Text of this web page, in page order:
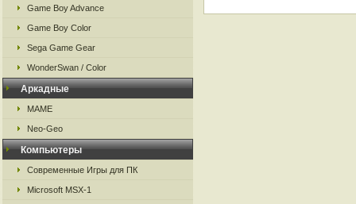
Game Boy Advance
Game Boy Color
Sega Game Gear
WonderSwan / Color
Аркадные
MAME
Neo-Geo
Компьютеры
Современные Игры для ПК
Microsoft MSX-1